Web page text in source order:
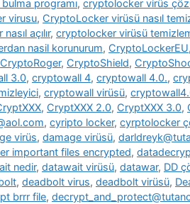
programı, cryptolocker virüs
virusu, CryptoLocker virüsü nasıl
açılır, cryptolocker virüsü
nasil korunurum, CryptoLockerEU,
CryptoRoger, CryptoShield,
3.0, cryptowall 4, cryptowall 4.0.,
, cryptowall virüsü,
, CryptXXX 2.0, CryptXXX 3.0,
, cyripto locker, cyrptolocker
virüs, damage virüsü,
important files encrypted,
nedir, datawait virüsü, datawar, DD
, deadbolt virus, deadbolt virüsü,
brrr file,